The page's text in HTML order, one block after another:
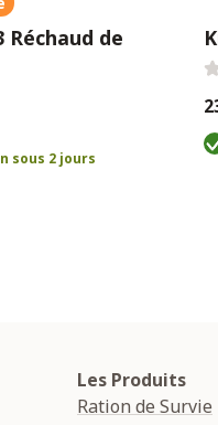
Réchaud de
sous 2 jours
Les Produits
Ration de Survie